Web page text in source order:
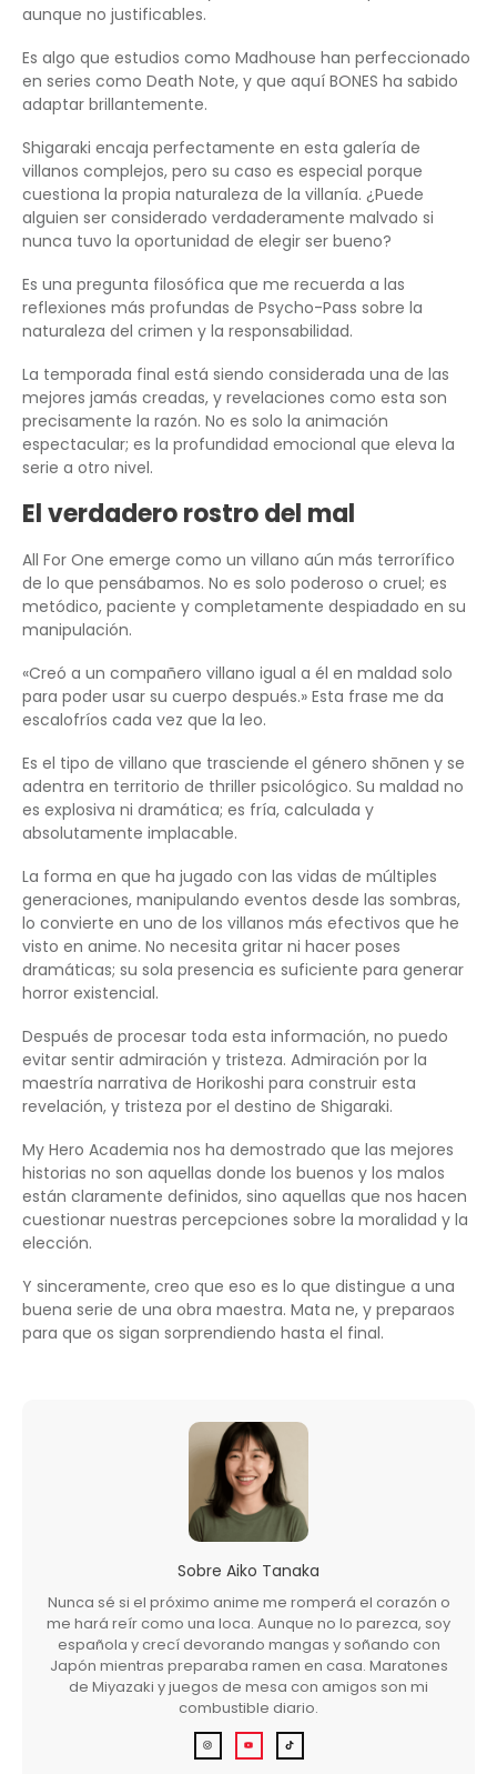
aunque no justificables.
Es algo que estudios como Madhouse han perfeccionado
en series como Death Note, y que aquí BONES ha sabido
adaptar brillantemente.
Shigaraki encaja perfectamente en esta galería de
villanos complejos, pero su caso es especial porque
cuestiona la propia naturaleza de la villanía. ¿Puede
alguien ser considerado verdaderamente malvado si
nunca tuvo la oportunidad de elegir ser bueno?
Es una pregunta filosófica que me recuerda a las
reflexiones más profundas de Psycho-Pass sobre la
naturaleza del crimen y la responsabilidad.
La temporada final está siendo considerada una de las
mejores jamás creadas, y revelaciones como esta son
precisamente la razón. No es solo la animación
espectacular; es la profundidad emocional que eleva la
serie a otro nivel.
El verdadero rostro del mal
All For One emerge como un villano aún más terrorífico
de lo que pensábamos. No es solo poderoso o cruel; es
metódico, paciente y completamente despiadado en su
manipulación.
«Creó a un compañero villano igual a él en maldad solo
para poder usar su cuerpo después.» Esta frase me da
escalofríos cada vez que la leo.
Es el tipo de villano que trasciende el género shōnen y se
adentra en territorio de thriller psicológico. Su maldad no
es explosiva ni dramática; es fría, calculada y
absolutamente implacable.
La forma en que ha jugado con las vidas de múltiples
generaciones, manipulando eventos desde las sombras,
lo convierte en uno de los villanos más efectivos que he
visto en anime. No necesita gritar ni hacer poses
dramáticas; su sola presencia es suficiente para generar
horror existencial.
Después de procesar toda esta información, no puedo
evitar sentir admiración y tristeza. Admiración por la
maestría narrativa de Horikoshi para construir esta
revelación, y tristeza por el destino de Shigaraki.
My Hero Academia nos ha demostrado que las mejores
historias no son aquellas donde los buenos y los malos
están claramente definidos, sino aquellas que nos hacen
cuestionar nuestras percepciones sobre la moralidad y la
elección.
Y sinceramente, creo que eso es lo que distingue a una
buena serie de una obra maestra. Mata ne, y preparaos
para que os sigan sorprendiendo hasta el final.
Sobre Aiko Tanaka
Nunca sé si el próximo anime me romperá el corazón o
me hará reír como una loca. Aunque no lo parezca, soy
española y crecí devorando mangas y soñando con
Japón mientras preparaba ramen en casa. Maratones
de Miyazaki y juegos de mesa con amigos son mi
combustible diario.